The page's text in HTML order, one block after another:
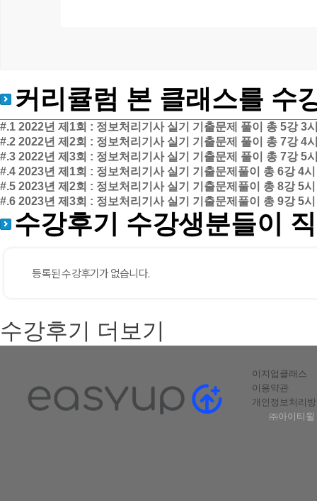
커리큘럼 본 클래스를 수
#.1 2022년 제1회 : 정보처리기사 실기 기출문제 풀이 총 5강 3
#.2 2022년 제2회 : 정보처리기사 실기 기출문제 풀이 총 7강 4
#.3 2022년 제3회 : 정보처리기사 실기 기출문제 풀이 총 7강 5
#.4 2023년 제1회 : 정보처리기사 실기 기출문제풀이 총 6강 4
#.5 2023년 제2회 : 정보처리기사 실기 기출문제풀이 총 8강 5
#.6 2023년 제3회 : 정보처리기사 실기 기출문제풀이 총 9강 5
수강후기 수강생분들이
수강후기 더보기
이지업클래스
이용약관
개인정보처리
㈜아이티